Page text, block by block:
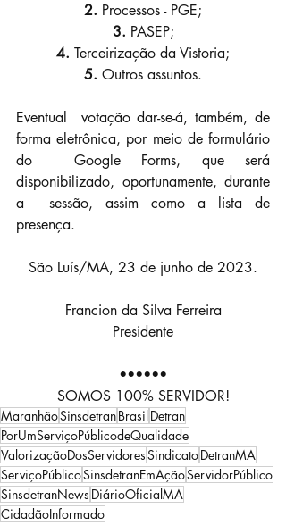
2. Processos - PGE;
3. PASEP;
4. Terceirização da Vistoria;
5. Outros assuntos.
Eventual  votação dar-se-á, também, de
forma eletrônica, por meio de formulário
do  Google Forms, que será
disponibilizado, oportunamente, durante
a  sessão, assim como a lista de
presença.
São Luís/MA, 23 de junho de 2023.
Francion da Silva Ferreira
Presidente
••••••
SOMOS 100% SERVIDOR!
MaranhãoSinsdetranBrasil Detran
PorUmServiçoPúblicodeQualidade
ValorizaçãoDosServidoresSindicatoDetranMA
ServiçoPúblicoSinsdetranEmAçãoServidorPúblico
SinsdetranNews DiárioOficialMA
CidadãoInformado